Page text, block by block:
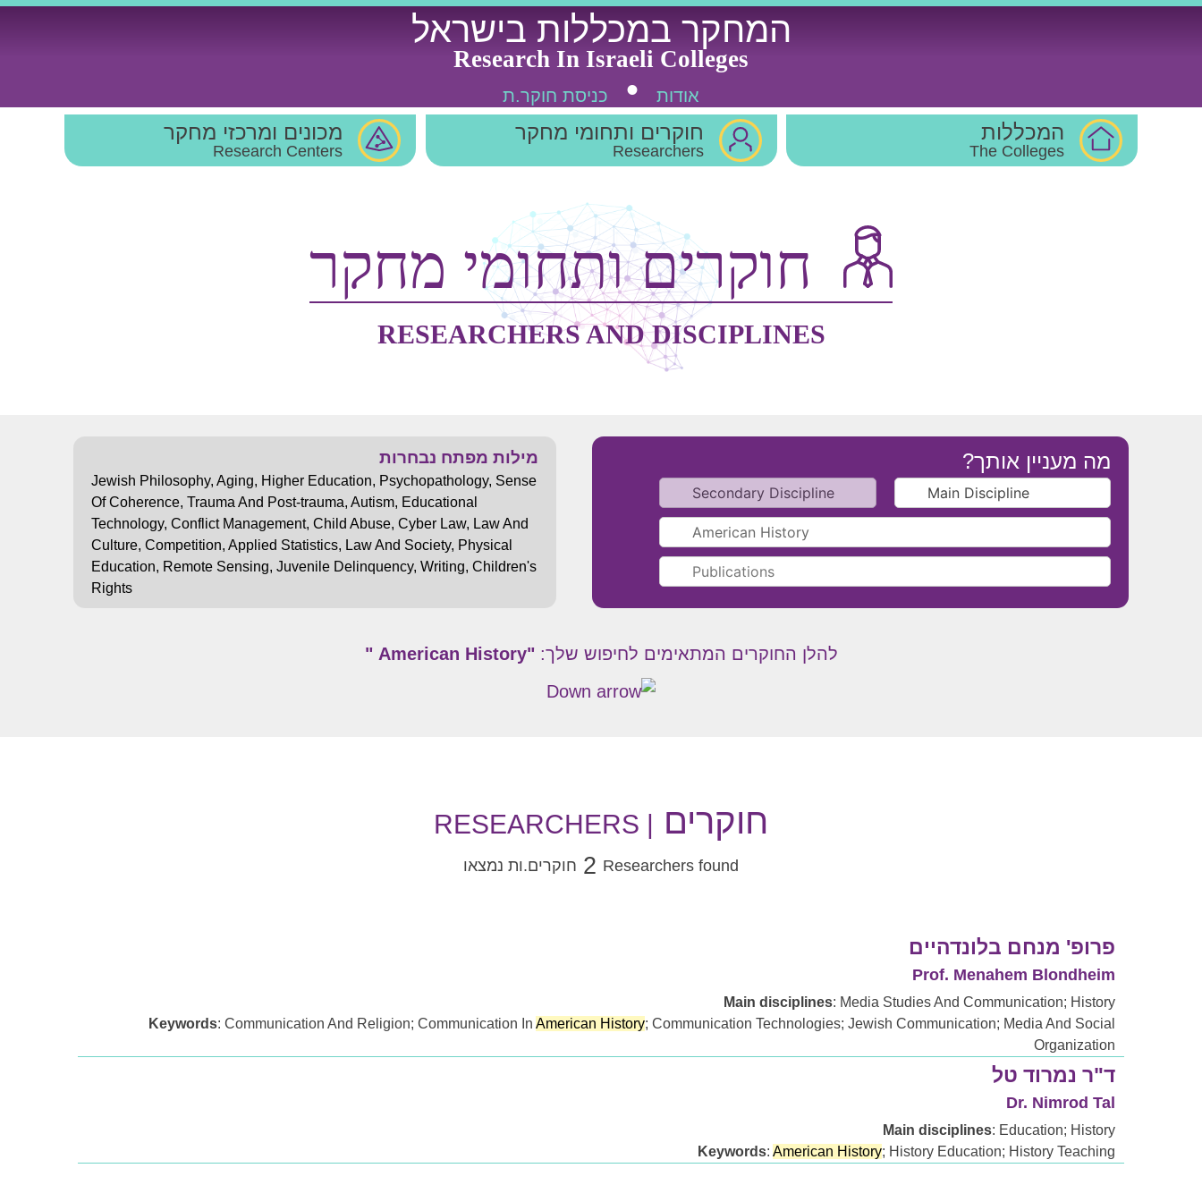
Skip
המחקר במכללות בישראל
Research In Israeli Colleges
אודות כניסת חוקר.ת
המכללות
The Colleges
חוקרים ותחומי מחקר
Researchers
מכונים ומרכזי מחקר
Research Centers
חוקרים ותחומי מחקר
RESEARCHERS AND DISCIPLINES
מה מעניין אותך? מילות מפתח נבחרות
Jewish Philosophy, Aging, Higher Education, Psychopathology, Sense
Of Coherence, Trauma And Post-trauma, Autism, Educational
Technology, Conflict Management, Child Abuse, Cyber Law, Law And
Culture, Competition, Applied Statistics, Law And Society, Physical
Education, Remote Sensing, Juvenile Delinquency, Writing, Children's
Rights
להלן החוקרים המתאימים לחיפוש שלך:"American History "
חוקרים | RESEARCHERS
Researchers found
2 חוקרים.ות נמצאו
פרופ' מנחם בלונדהיים
Prof. Menahem Blondheim
Main disciplines: Media Studies And Communication; History
Keywords: Communication And Religion; Communication In American History; Communication Technologies; Jewish Communication; Media And Social
Organization
ד"ר נמרוד טל
Dr. Nimrod Tal
Main disciplines: Education; History
Keywords: American History; History Education; History Teaching